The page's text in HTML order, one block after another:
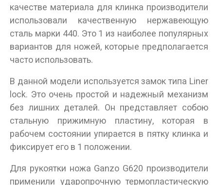
качестве материала для клинка производители
использовали качественную нержавеющую
сталь марки 440. Это 1 из наиболее популярных
вариантов для ножей, которые предполагается
часто использовать.
В данной модели используется замок типа Liner
lock. Это очень простой и надежный механизм
без лишних деталей. Он представляет собою
стальную прижимную пластину, которая в
рабочем состоянии упирается в пятку клинка и
фиксирует его в 1 положении.
Для рукоятки ножа Ganzo G620 производители
применили ударопрочную термопластическую